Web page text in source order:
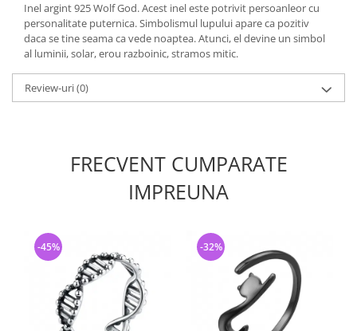
Inel argint 925 Wolf God. Acest inel este potrivit persoanleor cu
personalitate puternica. Simbolismul lupului apare ca pozitiv
daca se tine seama ca vede noaptea. Atunci, el devine un simbol
al luminii, solar, erou razboinic, stramos mitic.
Review-uri(0)
FRECVENT CUMPARATE
IMPREUNA
-45% -32%